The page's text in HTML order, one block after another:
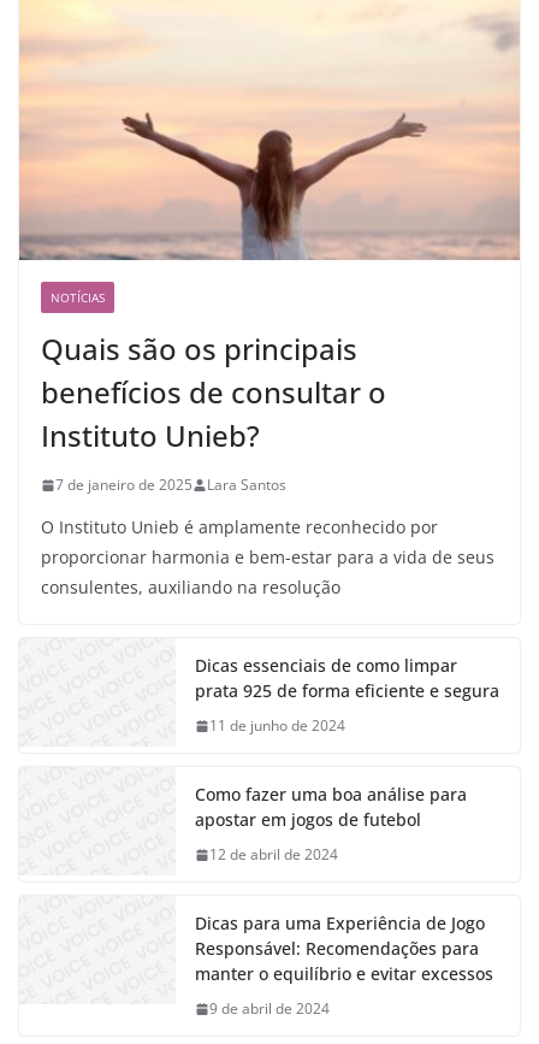
NOTÍCIAS
Quais são os principais
benefícios de consultar o
Instituto Unieb?
7 de janeiro de 2025 Lara Santos
O Instituto Unieb é amplamente reconhecido por
proporcionar harmonia e bem-estar para a vida de seus
consulentes, auxiliando na resolução
Dicas essenciais de como limpar
prata 925 de forma eficiente e segura
11 de junho de 2024
Como fazer uma boa análise para
apostar em jogos de futebol
12 de abril de 2024
Dicas para uma Experiência de Jogo
Responsável: Recomendações para
manter o equilíbrio e evitar excessos
9 de abril de 2024